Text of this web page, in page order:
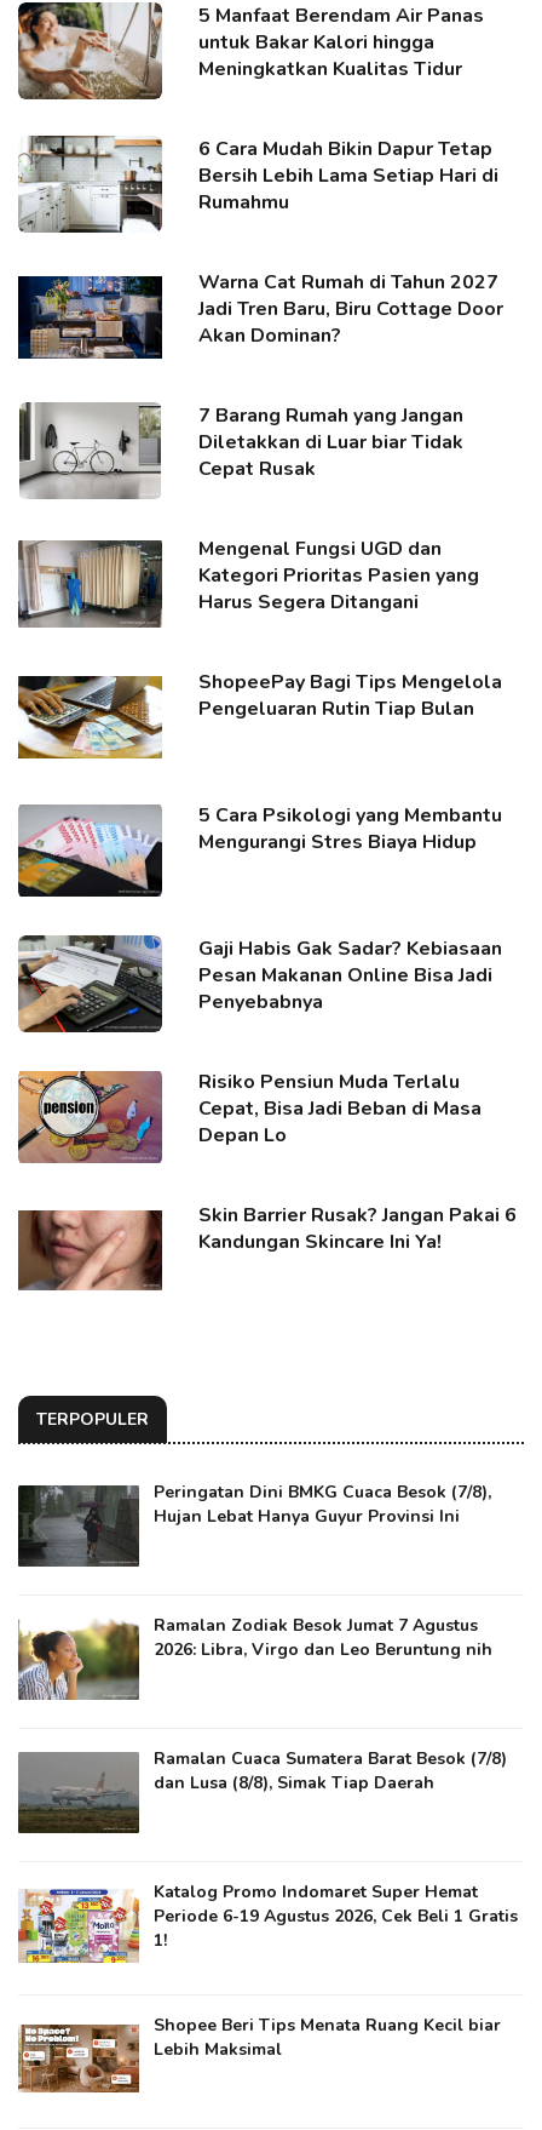
5 Manfaat Berendam Air Panas
untuk Bakar Kalori hingga
Meningkatkan Kualitas Tidur
6 Cara Mudah Bikin Dapur Tetap
Bersih Lebih Lama Setiap Hari di
Rumahmu
Warna Cat Rumah di Tahun 2027
Jadi Tren Baru, Biru Cottage Door
Akan Dominan?
7 Barang Rumah yang Jangan
Diletakkan di Luar biar Tidak
Cepat Rusak
Mengenal Fungsi UGD dan
Kategori Prioritas Pasien yang
Harus Segera Ditangani
ShopeePay Bagi Tips Mengelola
Pengeluaran Rutin Tiap Bulan
5 Cara Psikologi yang Membantu
Mengurangi Stres Biaya Hidup
Gaji Habis Gak Sadar? Kebiasaan
Pesan Makanan Online Bisa Jadi
Penyebabnya
Risiko Pensiun Muda Terlalu
Cepat, Bisa Jadi Beban di Masa
Depan Lo
Skin Barrier Rusak? Jangan Pakai 6
Kandungan Skincare Ini Ya!
TERPOPULER
Peringatan Dini BMKG Cuaca Besok (7/8),
Hujan Lebat Hanya Guyur Provinsi Ini
Ramalan Zodiak Besok Jumat 7 Agustus
2026: Libra, Virgo dan Leo Beruntung nih
Ramalan Cuaca Sumatera Barat Besok (7/8)
dan Lusa (8/8), Simak Tiap Daerah
Katalog Promo Indomaret Super Hemat
Periode 6-19 Agustus 2026, Cek Beli 1 Gratis
1!
Shopee Beri Tips Menata Ruang Kecil biar
Lebih Maksimal